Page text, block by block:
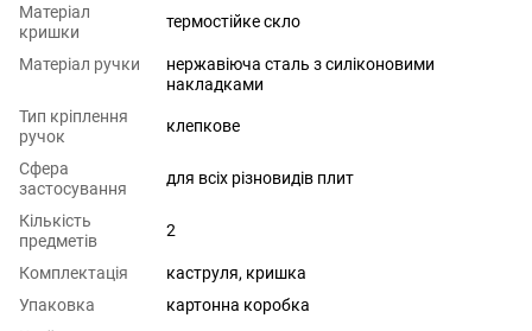
Матеріал
кришки
термостійке скло
Матеріал ручки
нержавіюча сталь з силіконовими
накладками
Тип кріплення
ручок
клепкове
Сфера
застосування
для всіх різновидів плит
Кількість
предметів
2
Комплектація
каструля, кришка
Упаковка
картонна коробка